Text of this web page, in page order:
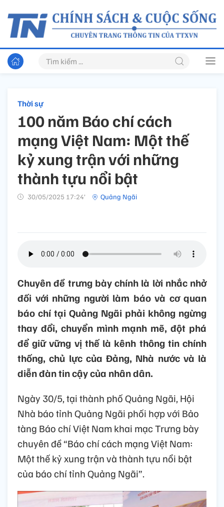
Thời sự
100 năm Báo chí cách
mạng Việt Nam: Một thế
kỷ xung trận với những
thành tựu nổi bật
30/05/2025 17:24’ Quảng Ngãi
Chuyên đề trưng bày chính là lời nhắc nhở
đối với những người làm báo và cơ quan
báo chí tại Quảng Ngãi phải không ngừng
thay đổi, chuyển mình mạnh mẽ, đột phá
để giữ vững vị thế là kênh thông tin chính
thống, chủ lực của Đảng, Nhà nước và là
diễn đàn tin cậy của nhân dân.
Ngày 30/5, tại thành phố Quảng Ngãi, Hội
Nhà báo tỉnh Quảng Ngãi phối hợp với Bảo
tàng Báo chí Việt Nam khai mạc Trưng bày
chuyên đề “Báo chí cách mạng Việt Nam:
Một thế kỷ xung trận và thành tựu nổi bật
của báo chí tỉnh Quảng Ngãi”.